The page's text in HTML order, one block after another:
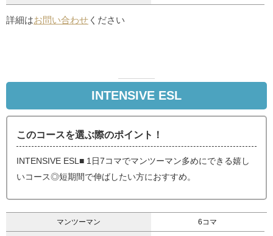
詳細はお問い合わせ ください
INTENSIVE ESL
このコースを選ぶ際のポイント！
INTENSIVE ESL■ 1日7コマでマンツーマン多めにできる嬉し
いコース◎短期間で伸ばしたい方におすすめ。
マンツーマン 6コマ